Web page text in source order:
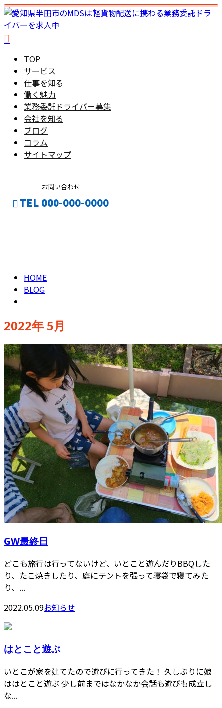
TOP
サービス
仕事を知る
働く魅力
業務委託ドライバー募集
会社を知る
ブログ
コラム
サイトマップ
お問い合わせ
TEL 000-000-0000
HOME
BLOG
2022年 5月
GW最終日
どこも旅行は行ってないけど、いとこと遊んだりBBQした
り、たこ焼きしたり、庭にテントを張って寝袋で寝てみた
り、...
2022.05.09お知らせ
はとこと遊ぶ
いとこが家を建てたので遊びに行ってきた！ 久しぶりに娘
ははとこと遊ぶ 少し前まではなかなか会話も遊びも成立し
な...